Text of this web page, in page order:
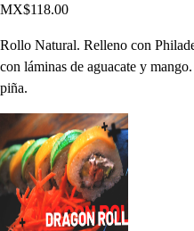
MX$118.00
Rollo Natural. Relleno con
con láminas de aguacate y
piña.